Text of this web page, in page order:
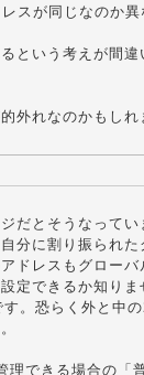
スが同じなのか異
という考えが間違
外れなのかもしれ
だとそうなってい
分に割り振られた
ドレスもグローバ
定できるか知り
。恐らく外と中
理できる場合の「